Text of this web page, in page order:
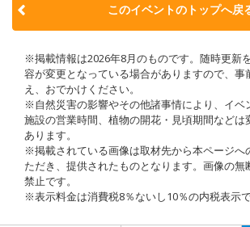
このイベントのトップへ戻
※掲載情報は2026年8月のものです。随時更新
容が変更となっている場合がありますので、事
え、おでかけください。
※自然災害の影響やその他諸事情により、イベ
施設の営業時間、植物の開花・見頃期間などは
あります。
※掲載されている画像は取材先から本ページへ
ただき、提供されたものとなります。画像の無
禁止です。
※表示料金は消費税8％ないし10％の内税表示で